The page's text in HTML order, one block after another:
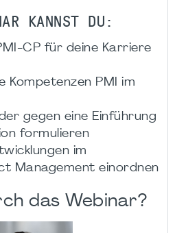
KANNST DU:
CP für deine Karriere
Kompetenzen PMI im
gegen eine Einführung
formulieren
im
Management einordnen
das Webinar?